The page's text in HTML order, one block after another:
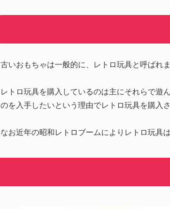
古いおもちゃは一般的に、レトロ玩具と呼ばれ
レトロ玩具を購入しているのは主にそれらで遊
のを入手したいという理由でレトロ玩具を購入
なお近年の昭和レトロブームによりレトロ玩具